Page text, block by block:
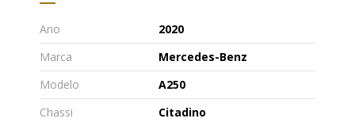
Ano
2020
Marca
Mercedes-Benz
Modelo
A250
Chassi
Citadino